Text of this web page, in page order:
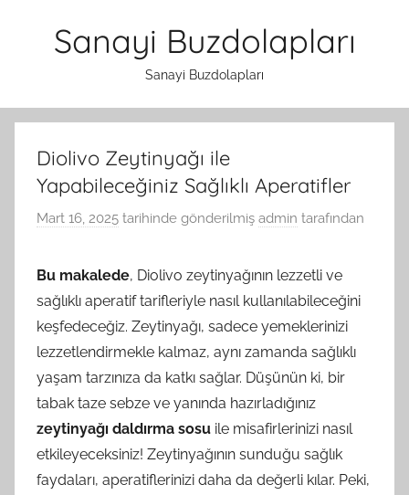
Sanayi Buzdolapları
Sanayi Buzdolapları
Diolivo Zeytinyağı ile
Yapabileceğiniz Sağlıklı Aperatifler
Mart 16, 2025 tarihinde gönderilmiş admin tarafından
Bu makalede, Diolivo zeytinyağının lezzetli ve
sağlıklı aperatif tarifleriyle nasıl kullanılabileceğini
keşfedeceğiz. Zeytinyağı, sadece yemeklerinizi
lezzetlendirmekle kalmaz, aynı zamanda sağlıklı
yaşam tarzınıza da katkı sağlar. Düşünün ki, bir
tabak taze sebze ve yanında hazırladığınız
zeytinyağı daldırma sosu ile misafirlerinizi nasıl
etkileyeceksiniz! Zeytinyağının sunduğu sağlık
faydaları, aperatiflerinizi daha da değerli kılar. Peki,